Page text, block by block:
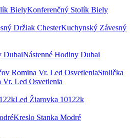
Konferenčný Stolík Biely
Kuchynský Závesný
Nástenné Hodiny Dubai
Stolička
Vr. Led Osvetlenia
Led Žiarovka 10122k
Kreslo Stanka Modré